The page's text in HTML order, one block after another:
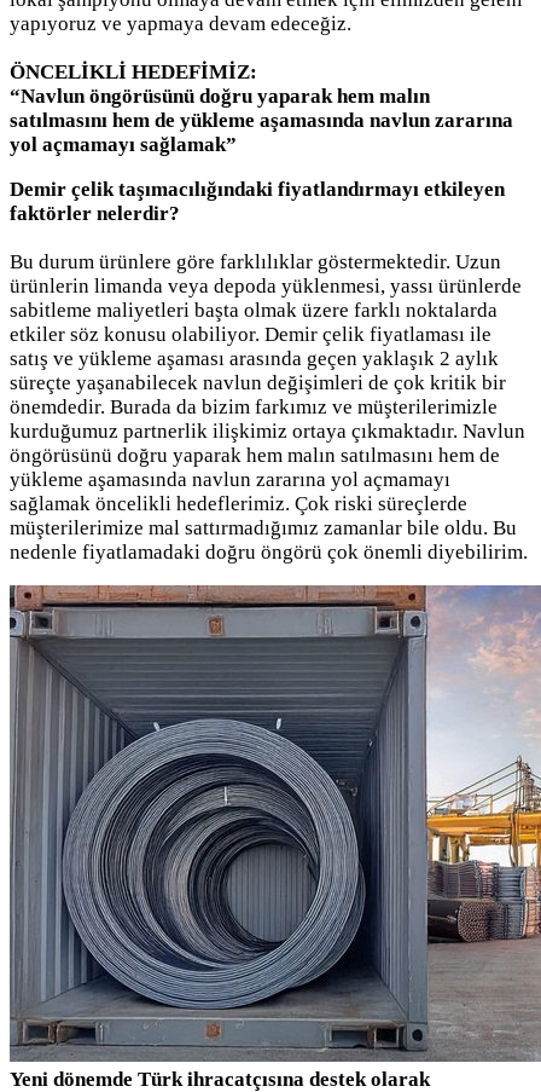
yapıyoruz ve yapmaya devam edeceğiz.
ÖNCELİKLİ HEDEFİMİZ:
“Navlun öngörüsünü doğru yaparak hem malın
satılmasını hem de yükleme aşamasında navlun zararına
yol açmamayı sağlamak”
Demir çelik taşımacılığındaki fiyatlandırmayı etkileyen
faktörler nelerdir?
Bu durum ürünlere göre farklılıklar göstermektedir. Uzun
ürünlerin limanda veya depoda yüklenmesi, yassı ürünlerde
sabitleme maliyetleri başta olmak üzere farklı noktalarda
etkiler söz konusu olabiliyor. Demir çelik fiyatlaması ile
satış ve yükleme aşaması arasında geçen yaklaşık 2 aylık
süreçte yaşanabilecek navlun değişimleri de çok kritik bir
önemdedir. Burada da bizim farkımız ve müşterilerimizle
kurduğumuz partnerlik ilişkimiz ortaya çıkmaktadır. Navlun
öngörüsünü doğru yaparak hem malın satılmasını hem de
yükleme aşamasında navlun zararına yol açmamayı
sağlamak öncelikli hedeflerimiz. Çok riski süreçlerde
müşterilerimize mal sattırmadığımız zamanlar bile oldu. Bu
nedenle fiyatlamadaki doğru öngörü çok önemli diyebilirim.
Yeni dönemde Türk ihracatçısına destek olarak